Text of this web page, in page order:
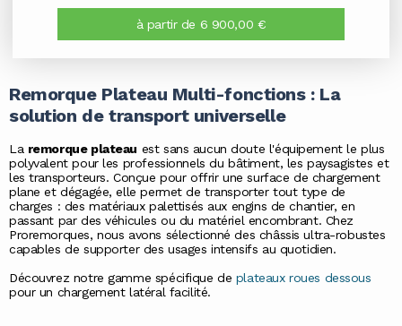
à partir de 6 900,00 €
Remorque Plateau Multi-fonctions : La
solution de transport universelle
La remorque plateau est sans aucun doute l'équipement le plus
polyvalent pour les professionnels du bâtiment, les paysagistes et
les transporteurs. Conçue pour offrir une surface de chargement
plane et dégagée, elle permet de transporter tout type de
charges : des matériaux palettisés aux engins de chantier, en
passant par des véhicules ou du matériel encombrant. Chez
Proremorques, nous avons sélectionné des châssis ultra-robustes
capables de supporter des usages intensifs au quotidien.
Découvrez notre gamme spécifique de plateaux roues dessous
pour un chargement latéral facilité.